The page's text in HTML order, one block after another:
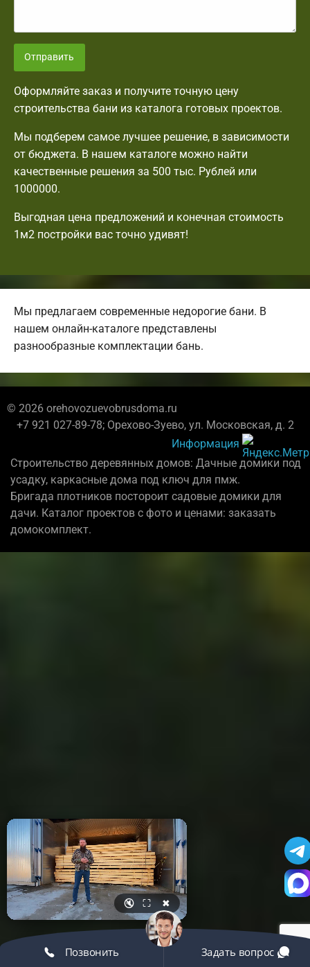
Отправить
Оформляйте заказ и получите точную цену
строительства бани из каталога готовых проектов.
Мы подберем самое лучшее решение, в зависимости
от бюджета. В нашем каталоге можно найти
качественные решения за 500 тыс. Рублей или
1000000.
Выгодная цена предложений и конечная стоимость
1м2 постройки вас точно удивят!
Мы предлагаем современные недорогие бани. В
нашем онлайн-каталоге представлены
разнообразные комплектации бань.
© 2026 orehovozuevobrusdoma.ru
+7 921 027-89-78; Орехово-Зуево, ул. Московская, д. 2
Информация
Строительство деревянных домов: Дачные домики под
усадку, каркасные дома под ключ для пмж.
Бригада плотников постороит садовые домики для
дачи. Каталог проектов с фото и ценами: заказать
домокомплект.
🔇 ⛶ ✖
Позвонить Задать вопрос